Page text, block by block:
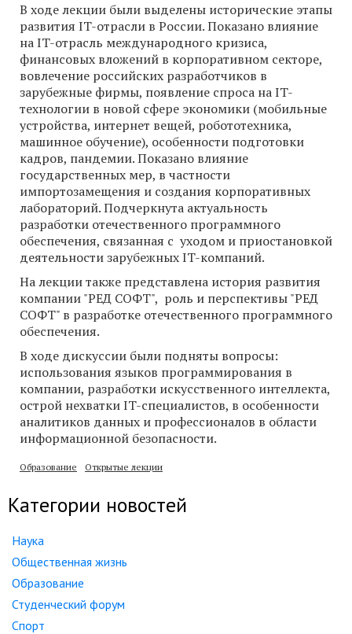
В ходе лекции были выделены исторические этапы
развития IT-отрасли в России. Показано влияние
на IT-отрасль международного кризиса,
финансовых вложений в корпоративном секторе,
вовлечение российских разработчиков в
зарубежные фирмы, появление спроса на IT-
технологии в новой сфере экономики (мобильные
устройства, интернет вещей, робототехника,
машинное обучение), особенности подготовки
кадров, пандемии. Показано влияние
государственных мер, в частности
импортозамещения и создания корпоративных
лабораторий. Подчеркнута актуальность
разработки отечественного программного
обеспечения, связанная с уходом и приостановкой
деятельности зарубежных IT-компаний.
На лекции также представлена история развития
компании "РЕД СОФТ", роль и перспективы "РЕД
СОФТ" в разработке отечественного программного
обеспечения.
В ходе дискуссии были подняты вопросы:
использования языков программирования в
компании, разработки искусственного интеллекта,
острой нехватки IT-специалистов, в особенности
аналитиков данных и профессионалов в области
информационной безопасности.
Образование Открытые лекции
Категории новостей
Наука
Общественная жизнь
Образование
Студенческий форум
Спорт